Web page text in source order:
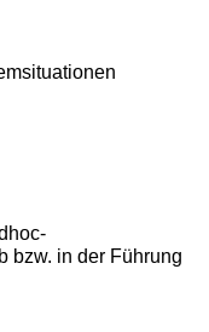
bzw. in der Führung